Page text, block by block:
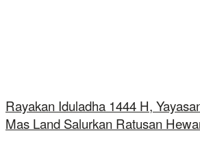
Rayakan Iduladha 1444 H,
Mas Land Salurkan Ratusan